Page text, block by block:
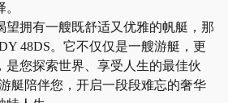
望拥有一艘既舒适又优雅的帆艇 ，那
48DS。它不仅仅是一艘游艇，更
是您探索世界、享受人生的最佳伙
艇陪伴您，开启一段段难忘的奢华